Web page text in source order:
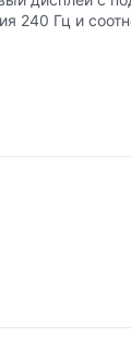
240 Гц и